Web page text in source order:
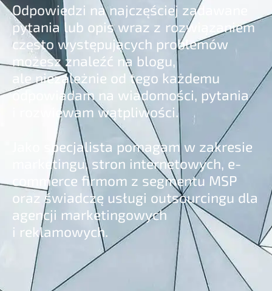
Odpowiedzi na najczęściej zadawane
pytania lub opis wraz z rozwiązaniem
często występujących problemów
możesz znaleźć na blogu,
ale niezależnie od tego każdemu
odpowiadam na wiadomości, pytania
i rozwiewam wątpliwości.
Jako specjalista pomagam w zakresie
marketingu, stron internetowych, e-
commerce firmom z segmentu MSP
oraz świadczę usługi outsourcingu dla
agencji marketingowych
i reklamowych.